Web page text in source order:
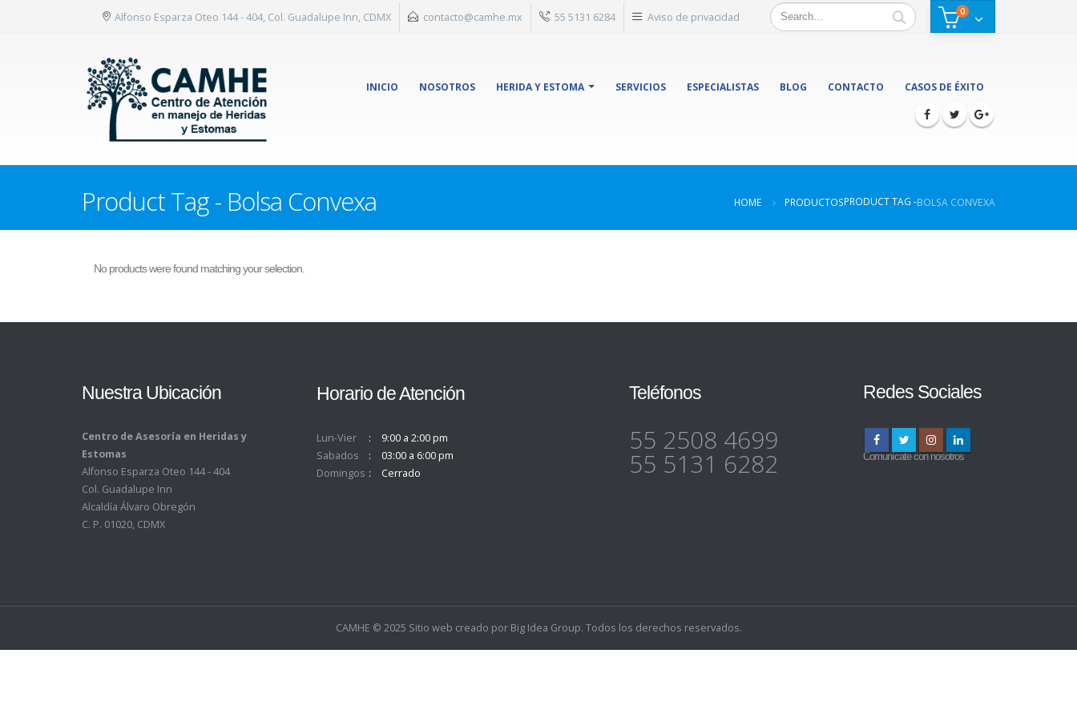
Alfonso Esparza Oteo 144 - 404, Col. Guadalupe Inn, CDMX contacto@camhe.mx 55 5131 6284 Aviso de privacidad 0
INICIO NOSOTROS HERIDA Y ESTOMA SERVICIOS ESPECIALISTAS BLOG CONTACTO CASOS DE ÉXITO
Product Tag - Bolsa Convexa HOME PRODUCTOSPRODUCT TAG -BOLSA CONVEXA
No products were found matching your selection.
Nuestra Ubicación
Centro de Asesoría en Heridas y
Estomas
Alfonso Esparza Oteo 144 - 404
Col. Guadalupe Inn
Alcaldía Álvaro Obregón
C. P. 01020, CDMX
Horario de Atención
Lun-Vier
9:00 a 2:00 pm
Sabados
03:00 a 6:00 pm
Domingos
Cerrado
Teléfonos
55 2508 4699
55 5131 6282
Redes Sociales
Comunícate con nosotros
CAMHE © 2025 Sitio web creado por Big Idea Group. Todos los derechos reservados.